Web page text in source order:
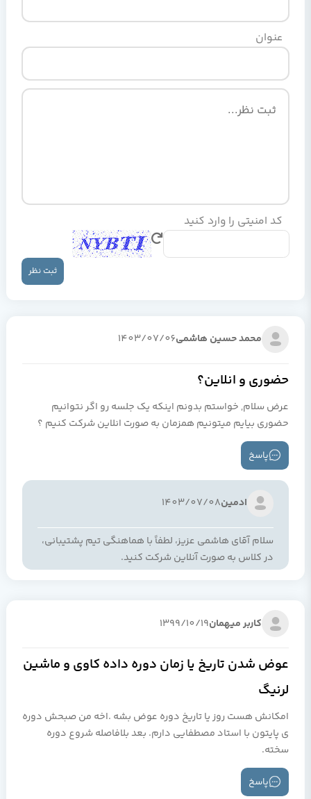
عنوان
کد امنیتی را وارد کنید
ثبت نظر
محمد حسین هاشمی1403/07/06
حضوری و انلاین؟
عرض سلام, خواستم بدونم اینکه یک جلسه رو اگر نتوانیم
حضوری بیایم میتونیم همزمان به صورت انلاین شرکت کنیم ؟
پاسخ
ادمین1403/07/08
سلام آقای هاشمی عزیز، لطفاً با هماهنگی تیم پشتیبانی،
در کلاس‌ به صورت آنلاین شرکت کنید.
کاربر میهمان1399/10/19
عوض شدن تاریخ یا زمان دوره داده کاوی و ماشین
لرنیگ
امکانش هست روز یا تاریخ دوره عوض بشه .اخه من صبحش دوره
ی پایتون با استاد مصطفایی دارم. بعد بلافاصله شروع دوره
سخته.
پاسخ